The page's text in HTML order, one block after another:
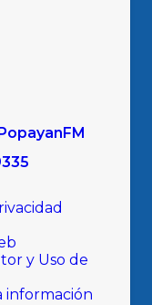
PopayanFM
y Uso de
información